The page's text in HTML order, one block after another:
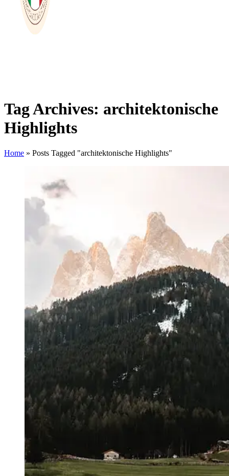
Tag Archives: architektonische
Highlights
Home » Posts Tagged "architektonische Highlights"